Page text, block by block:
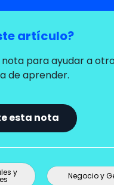
artículo?
para ayudar a
de aprender.
esta nota
y Negocio y